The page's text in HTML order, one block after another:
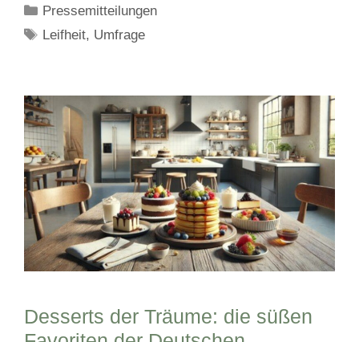
Kategorien
Pressemitteilungen
Schlagwörter
Leifheit, Umfrage
Desserts der Träume: die süßen